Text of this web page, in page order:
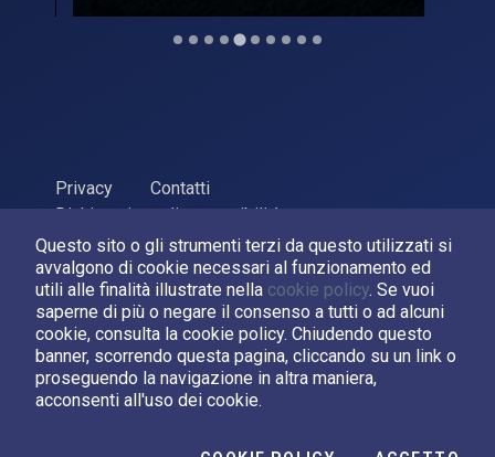
Questo sito o gli strumenti terzi da questo utilizzati si
avvalgono di cookie necessari al funzionamento ed
utili alle finalità illustrate nella cookie policy. Se vuoi
saperne di più o negare il consenso a tutti o ad alcuni
cookie, consulta la cookie policy. Chiudendo questo
banner, scorrendo questa pagina, cliccando su un link o
proseguendo la navigazione in altra maniera,
acconsenti all'uso dei cookie.
Privacy
Contatti
Dichiarazione di accessibilità
ASI Agenzia Spaziale Italiana, 2026. P.Iva 03638121008
Sviluppato daLPM
Seguici su:
Asi su Facebook
Asi su XCanale Asi su YouTube